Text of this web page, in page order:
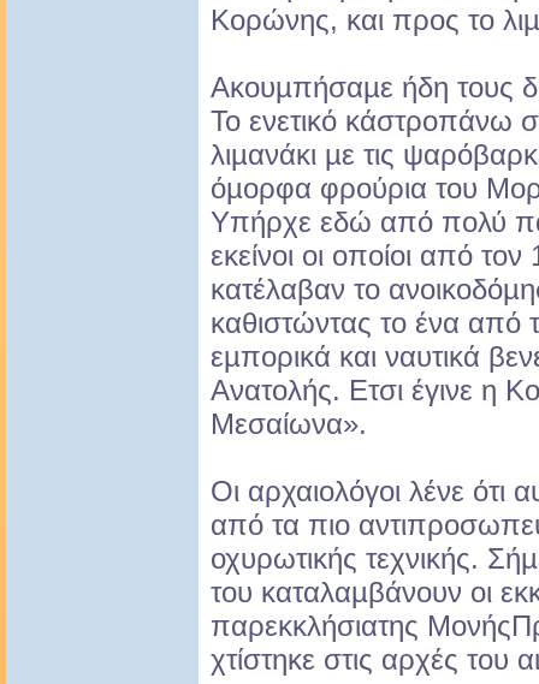
Κορώνης, και προς το
Ακουµπήσαµε ήδη τους
Το ενετικό κάστροπάνω
λιµανάκι µε τις
όµορφα φρούρια του
Υπήρχε εδώ από πολύ
εκείνοι οι οποίοι από
κατέλαβαν το
καθιστώντας το ένα από
εµπορικά και ναυτικά
Ανατολής. Ετσι έγινε η
Μεσαίωνα».
Οι αρχαιολόγοι λένε ότι
από τα πιο
οχυρωτικής τεχνικής.
του καταλαµβάνουν οι
παρεκκλήσιατης
χτίστηκε στις αρχές του